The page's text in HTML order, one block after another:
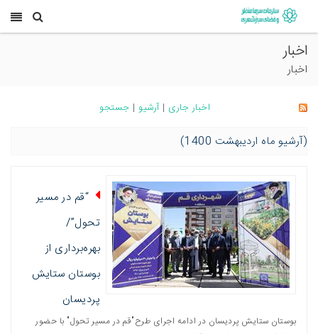
اخبار
اخبار
اخبار جاری | آرشیو | جستجو
(آرشیو ماه اردیبهشت 1400)
“قم در مسیر
تحول”/
بهره‌برداری از
بوستان ستایش
پردیسان
بوستان ستایش پردیسان در ادامه اجرای طرح"قم در مسیر تحول" با حضور